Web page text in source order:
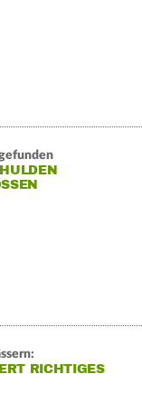
RICHTIGES